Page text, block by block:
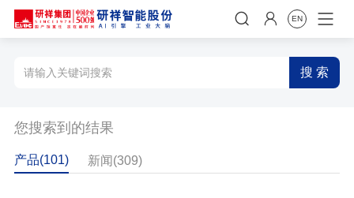
  EN
搜 索
您搜索到的结果
产品(101) 新闻(309)